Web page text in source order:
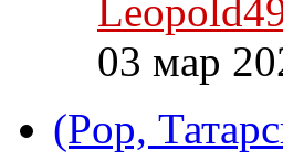
03 мар
(Pop,